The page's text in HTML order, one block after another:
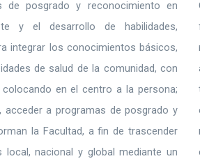
de posgrado y reconocimiento en
y el desarrollo de habilidades,
integrar los conocimientos básicos,
de salud de la comunidad, con
en el centro a la persona;
a programas de posgrado y
la Facultad, a fin de trascender
nacional y global mediante un